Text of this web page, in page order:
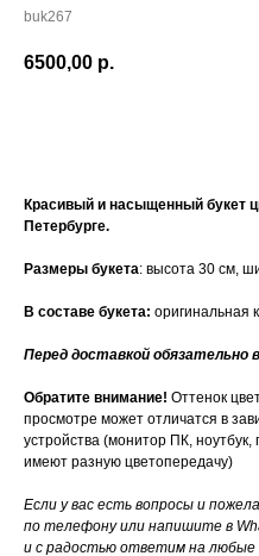
buk267
6500,00 р.
Красивый и насыщенный букет
Петербурге.
Размеры букета: высота 30 см,
В составе букета: оригинальная
Перед доставкой
Обратите внимание! Оттенок
просмотре может отличатся в
устройства (монитор ПК,
имеют разную цветопередачу)
Если у вас есть вопросы и
по телефону или напишите в
и с радостью ответим на любые